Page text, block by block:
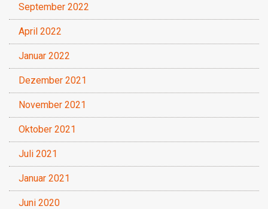
September 2022
April 2022
Januar 2022
Dezember 2021
November 2021
Oktober 2021
Juli 2021
Januar 2021
Juni 2020